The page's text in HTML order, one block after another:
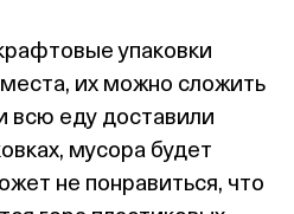
упаковки
их можно сложить
всю еду доставили
мусора будет
не понравиться, что